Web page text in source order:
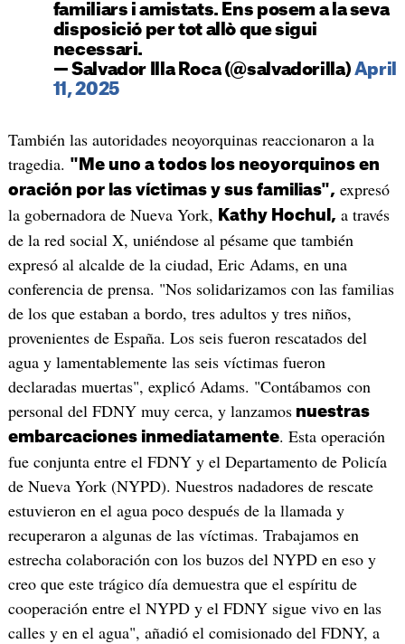
familiars i amistats. Ens posem a la seva
disposició per tot allò que sigui
necessari.
— Salvador Illa Roca (@salvadorilla) April
11, 2025
También las autoridades neoyorquinas reaccionaron a la
tragedia. "Me uno a todos los neoyorquinos en
oración por las víctimas y sus familias", expresó
la gobernadora de Nueva York, Kathy Hochul, a través
de la red social X, uniéndose al pésame que también
expresó al alcalde de la ciudad, Eric Adams, en una
conferencia de prensa. "Nos solidarizamos con las familias
de los que estaban a bordo, tres adultos y tres niños,
provenientes de España. Los seis fueron rescatados del
agua y lamentablemente las seis víctimas fueron
declaradas muertas", explicó Adams. "Contábamos con
personal del FDNY muy cerca, y lanzamosnuestras
embarcaciones inmediatamente. Esta operación
fue conjunta entre el FDNY y el Departamento de Policía
de Nueva York (NYPD). Nuestros nadadores de rescate
estuvieron en el agua poco después de la llamada y
recuperaron a algunas de las víctimas. Trabajamos en
estrecha colaboración con los buzos del NYPD en eso y
creo que este trágico día demuestra que el espíritu de
cooperación entre el NYPD y el FDNY sigue vivo en las
calles y en el agua", añadió el comisionado del FDNY, a